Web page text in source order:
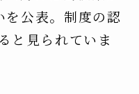
公表。制度の認
と見られていま